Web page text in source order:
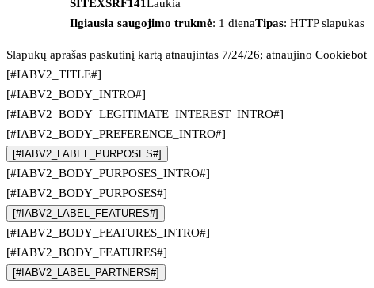
SITEXSRF141Laukia
Ilgiausia saugojimo trukmė: 1 dienaTipas: HTTP slapukas
Slapukų aprašas paskutinį kartą atnaujintas 7/24/26; atnaujino Cookiebot
[#IABV2_TITLE#]
[#IABV2_BODY_INTRO#]
[#IABV2_BODY_LEGITIMATE_INTEREST_INTRO#]
[#IABV2_BODY_PREFERENCE_INTRO#]
[#IABV2_LABEL_PURPOSES#]
[#IABV2_BODY_PURPOSES_INTRO#]
[#IABV2_BODY_PURPOSES#]
[#IABV2_LABEL_FEATURES#]
[#IABV2_BODY_FEATURES_INTRO#]
[#IABV2_BODY_FEATURES#]
[#IABV2_LABEL_PARTNERS#]